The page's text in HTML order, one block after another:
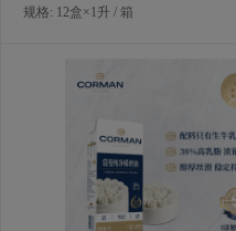
多焙乐矛形黑白混合巧克力
规格: 6盒×515克（490片） / 箱
规格: 12盒×1升 / 箱